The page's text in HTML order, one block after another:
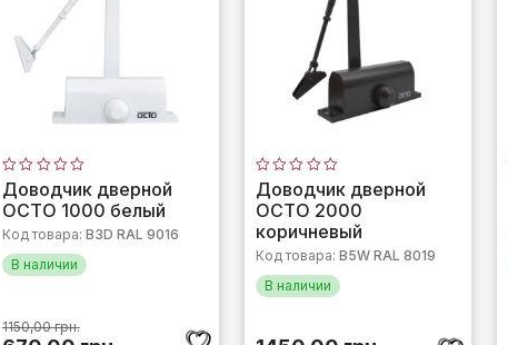
Оценка
0
из
Доводчик дверной
OCTO 1000 белый
Код товара: B3D RAL 9016
В наличии
1150,00грн.
Оценка
0
из
Доводчик дверной
OCTO 2000
коричневый
Код товара: B5W RAL 8019
В наличии